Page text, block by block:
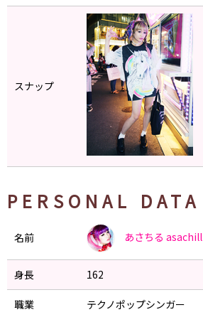
スナップ
PERSONAL DATA
名前 あさちる asachill
身長 162
職業 テクノポップシンガー